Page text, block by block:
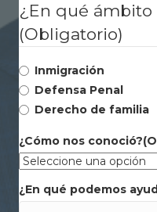
¿En qué ámbito
(Obligatorio)
Inmigración
Defensa Penal
Derecho de familia
¿Cómo nos conoció?
¿En qué podemos